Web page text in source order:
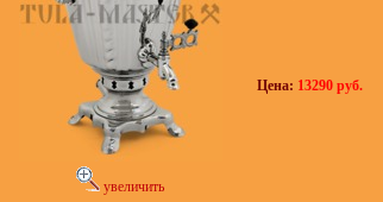
увеличить
Цена: 13290 руб.